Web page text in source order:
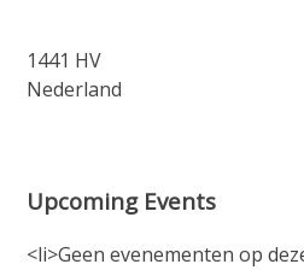
1441 HV
Nederland
Upcoming Events
<li>Geen evenementen op